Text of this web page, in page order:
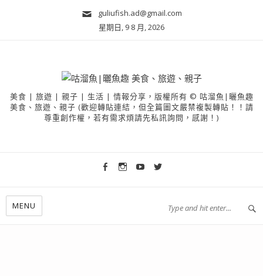
guliufish.ad@gmail.com
星期日, 9 8 月, 2026
美食 | 旅遊 | 親子 | 生活 | 情報分享，版權所有 © 咕溜魚|曬魚趣
美食、旅遊、親子 (歡迎轉貼連結，但全篇圖文嚴禁複製轉貼！！請
尊重創作權，若有需求煩請先私訊詢問，感謝！)
MENU